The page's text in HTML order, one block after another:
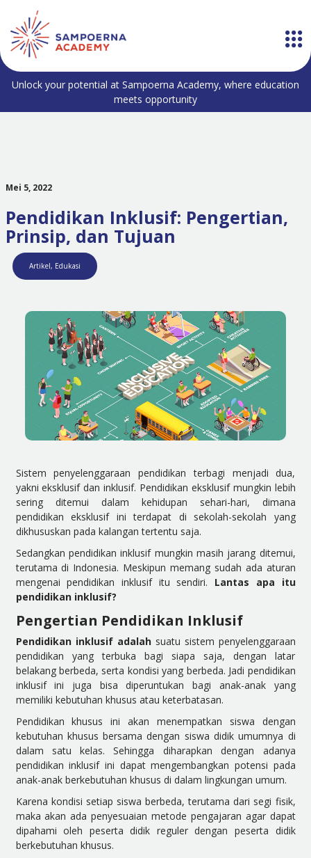
Unlock your potential at Sampoerna Academy, where education
meets opportunity
Mei 5, 2022
Pendidikan Inklusif: Pengertian,
Prinsip, dan Tujuan
Artikel, Edukasi
Sistem penyelenggaraan pendidikan terbagi menjadi dua,
yakni eksklusif dan inklusif. Pendidikan eksklusif mungkin lebih
sering ditemui dalam kehidupan sehari-hari, dimana
pendidikan eksklusif ini terdapat di sekolah-sekolah yang
dikhususkan pada kalangan tertentu saja.
Sedangkan pendidikan inklusif mungkin masih jarang ditemui,
terutama di Indonesia. Meskipun memang sudah ada aturan
mengenai pendidikan inklusif itu sendiri. Lantas apa itu
pendidikan inklusif?
Pengertian Pendidikan Inklusif
Pendidikan inklusif adalahsuatu sistem penyelenggaraan
pendidikan yang terbuka bagi siapa saja, dengan latar
belakang berbeda, serta kondisi yang berbeda. Jadi pendidikan
inklusif ini juga bisa diperuntukan bagi anak-anak yang
memiliki kebutuhan khusus atau keterbatasan.
Pendidikan khusus ini akan menempatkan siswa dengan
kebutuhan khusus bersama dengan siswa didik umumnya di
dalam satu kelas. Sehingga diharapkan dengan adanya
pendidikan inklusif ini dapat mengembangkan potensi pada
anak-anak berkebutuhan khusus di dalam lingkungan umum.
Karena kondisi setiap siswa berbeda, terutama dari segi fisik,
maka akan ada penyesuaian metode pengajaran agar dapat
dipahami oleh peserta didik reguler dengan peserta didik
berkebutuhan khusus.